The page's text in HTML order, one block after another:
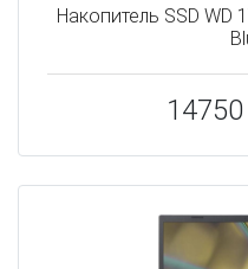
Накопитель SSD WD